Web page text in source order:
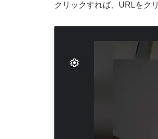
クリックすれば、URLをク